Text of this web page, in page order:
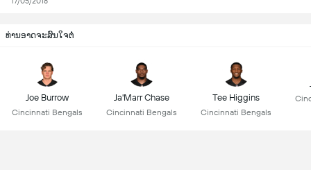
ທ່ານອາດຈະສົນໃຈຕໍ່
Joe Burrow
Cincinnati Bengals
Ja'Marr Chase
Cincinnati Bengals
Tee Higgins
Cincinnati Bengals